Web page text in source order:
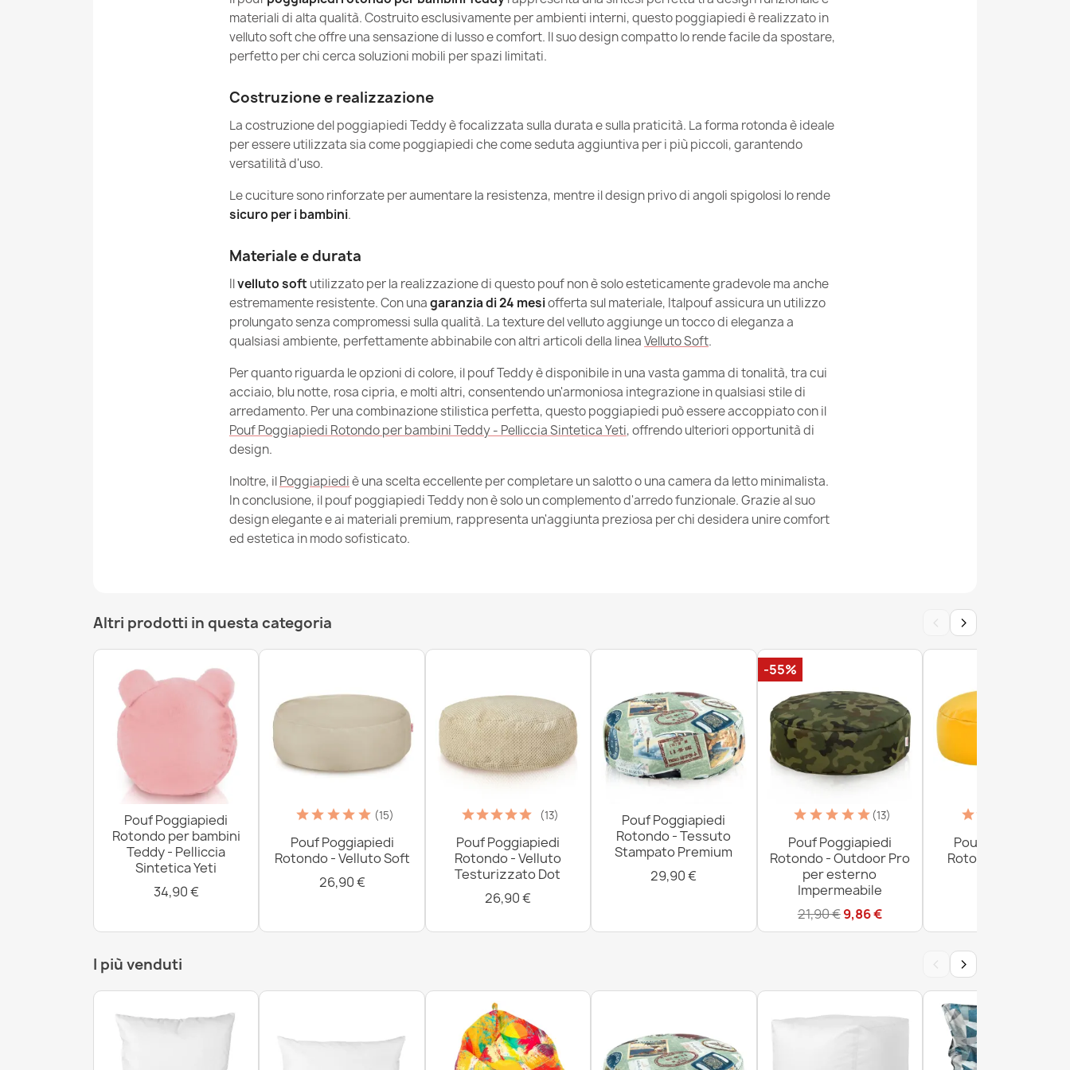
Pouf Poggiapiedi Rotondo - Ecopelle
Pouf Poggiapiedi Rotondo - Velluto Testurizzato Dot
26,90 €
Pouf Poggiapiedi Rotondo - Velluto A Coste Larghe Royal
31,90 €
Garanzia Materiale 24 Mesi
MPN 2819
materiali di alta qualità. Costruito esclusivamente per ambienti interni, questo poggiapiedi è realizzato in
velluto soft che offre una sensazione di lusso e comfort. Il suo design compatto lo rende facile da spostare,
perfetto per chi cerca soluzioni mobili per spazi limitati.
Costruzione e realizzazione
La costruzione del poggiapiedi Teddy è focalizzata sulla durata e sulla praticità. La forma rotonda è ideale
per essere utilizzata sia come poggiapiedi che come seduta aggiuntiva per i più piccoli, garantendo
versatilità d'uso.
Le cuciture sono rinforzate per aumentare la resistenza, mentre il design privo di angoli spigolosi lo rende
sicuro per i bambini.
Materiale e durata
Ilvelluto soft utilizzato per la realizzazione di questo pouf non è solo esteticamente gradevole ma anche
estremamente resistente. Con unagaranzia di 24 mesiofferta sul materiale, Italpouf assicura un utilizzo
prolungato senza compromessi sulla qualità. La texture del velluto aggiunge un tocco di eleganza a
qualsiasi ambiente, perfettamente abbinabile con altri articoli della lineaVelluto Soft.
Per quanto riguarda le opzioni di colore, il pouf Teddy è disponibile in una vasta gamma di tonalità, tra cui
acciaio, blu notte, rosa cipria, e molti altri, consentendo un'armoniosa integrazione in qualsiasi stile di
arredamento. Per una combinazione stilistica perfetta, questo poggiapiedi può essere accoppiato con il
Pouf Poggiapiedi Rotondo per bambini Teddy - Pelliccia Sintetica Yeti, offrendo ulteriori opportunità di
design.
Inoltre, ilPoggiapiediè una scelta eccellente per completare un salotto o una camera da letto minimalista.
In conclusione, il pouf poggiapiedi Teddy non è solo un complemento d'arredo funzionale. Grazie al suo
design elegante e ai materiali premium, rappresenta un'aggiunta preziosa per chi desidera unire comfort
ed estetica in modo sofisticato.
Altri prodotti in questa categoria ‹ ›
Pouf Poggiapiedi
Rotondo per bambini
Teddy - Pelliccia
Sintetica Yeti
34,90 €
(15)
Pouf Poggiapiedi
Rotondo - Velluto Soft
26,90 €
(13)
Pouf Poggiapiedi
Rotondo - Velluto
Testurizzato Dot
26,90 €
Pouf Poggiapiedi
Rotondo - Tessuto
Stampato Premium
29,90 €
(13)
Pouf Poggiapiedi
Rotondo - Outdoor Pro
per esterno
Impermeabile
21,90 €9,86 €
-55%
Pouf Poggiapiedi
Rotondo - Ecopelle
I più venduti ‹ ›